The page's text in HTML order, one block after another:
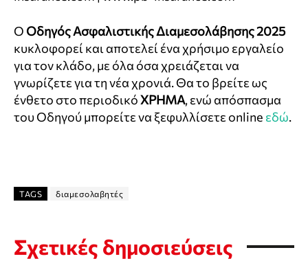
O Οδηγός Ασφαλιστικής Διαμεσολάβησης 2025
κυκλοφορεί και αποτελεί ένα χρήσιμο εργαλείο
για τον κλάδο, με όλα όσα χρειάζεται να
γνωρίζετε για τη νέα χρονιά. Θα το βρείτε ως
ένθετο στο περιοδικόΧΡΗΜΑ, ενώ απόσπασμα
του Οδηγού μπορείτε να ξεφυλλίσετε online εδώ.
TAGS διαμεσολαβητές
Σχετικές δημοσιεύσεις